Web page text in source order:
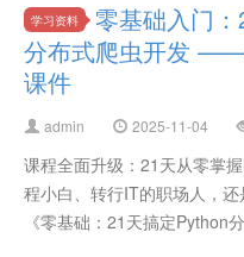
学习资料
零基础入门
分布式爬虫开发
课件
admin 2025-11-04
课程全面升级：21天从零掌
程小白、转行IT的职场人，
《零基础：21天搞定Python